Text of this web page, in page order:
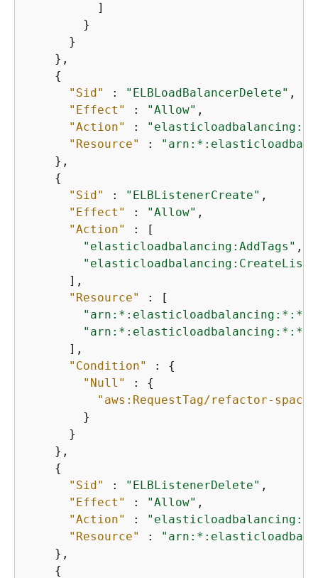
          ]
        }
      }
    },
{
"Sid"
: "ELBLoadBalancerDelete" ,
"Effect"
: "Allow" ,
"Action"
:
"Resource"
:
    },
{
"Sid"
: "ELBListenerCreate" ,
"Effect"
: "Allow" ,
"Action"
: [
"elasticloadbalancing:AddTags" ,
      ],
"Resource"
: [
      ],
"Condition"
: {
"Null"
: {
"aws:RequestTag/refactor-
        }
      }
    },
{
"Sid"
: "ELBListenerDelete" ,
"Effect"
: "Allow" ,
"Action"
:
"Resource"
:
    },
{